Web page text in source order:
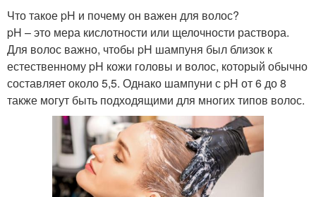
Что такое pH и почему он важен для волос?
pH – это мера кислотности или щелочности раствора.
Для волос важно, чтобы pH шампуня был близок к
естественному pH кожи головы и волос, который обычно
составляет около 5,5. Однако шампуни с pH от 6 до 8
также могут быть подходящими для многих типов волос.